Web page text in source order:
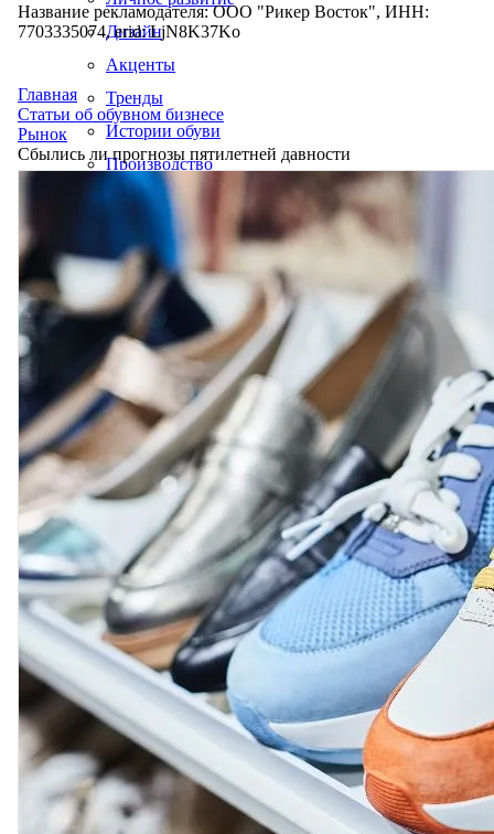
Дизайн
Акценты
Тренды
Истории обуви
Производство
Название рекламодателя: ООО "Рикер Восток", ИНН:
7703335074, erid: LjN8K37Ko
Главная
Статьи об обувном бизнесе
Рынок
Сбылись ли прогнозы пятилетней давности